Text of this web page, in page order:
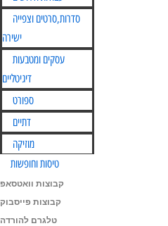
סדרות,סרטים וצפייה
ישירה
עסקים ומטבעות
דיגיטליים
ספורט
דתיים
מוזיקה
טיסות וחופשות
קבוצות וואטסאפ
קבוצות פייסבוק
טלגרם להורדה